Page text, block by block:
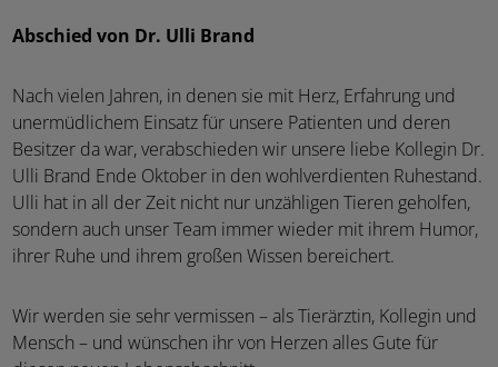
Abschied von Dr. Ulli Brand
Nach vielen Jahren, in denen sie mit Herz, Erfahrung und
unermüdlichem Einsatz für unsere Patienten und deren
Besitzer da war, verabschieden wir unsere liebe Kollegin Dr.
Ulli Brand Ende Oktober in den wohlverdienten Ruhestand.
Ulli hat in all der Zeit nicht nur unzähligen Tieren geholfen,
sondern auch unser Team immer wieder mit ihrem Humor,
ihrer Ruhe und ihrem großen Wissen bereichert.
Wir werden sie sehr vermissen – als Tierärztin, Kollegin und
Mensch – und wünschen ihr von Herzen alles Gute für